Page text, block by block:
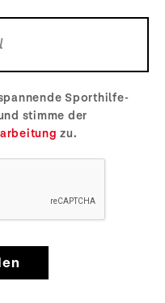
Sporthilfe-
stimme der
zu.